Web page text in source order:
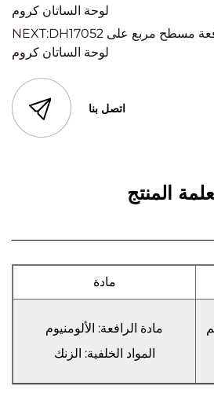
لوحة الساتان كروم
NEXT:DH17052 مربع مقبض باب رافعة مسطح مربع على
لوحة الساتان كروم
اتصل بنا
المنتج
مادة
مادة الرافعة: الألومنيوم
المواد الخلفية: الزنك